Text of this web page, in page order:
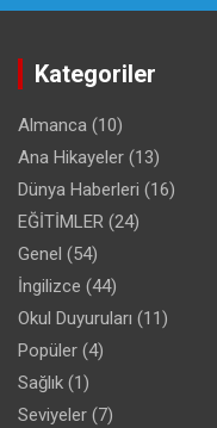
Kategoriler
Almanca (10)
Ana Hikayeler (13)
Dünya Haberleri (16)
EĞİTİMLER (24)
Genel (54)
İngilizce (44)
Okul Duyuruları (11)
Popüler (4)
Sağlık (1)
Seviyeler (7)